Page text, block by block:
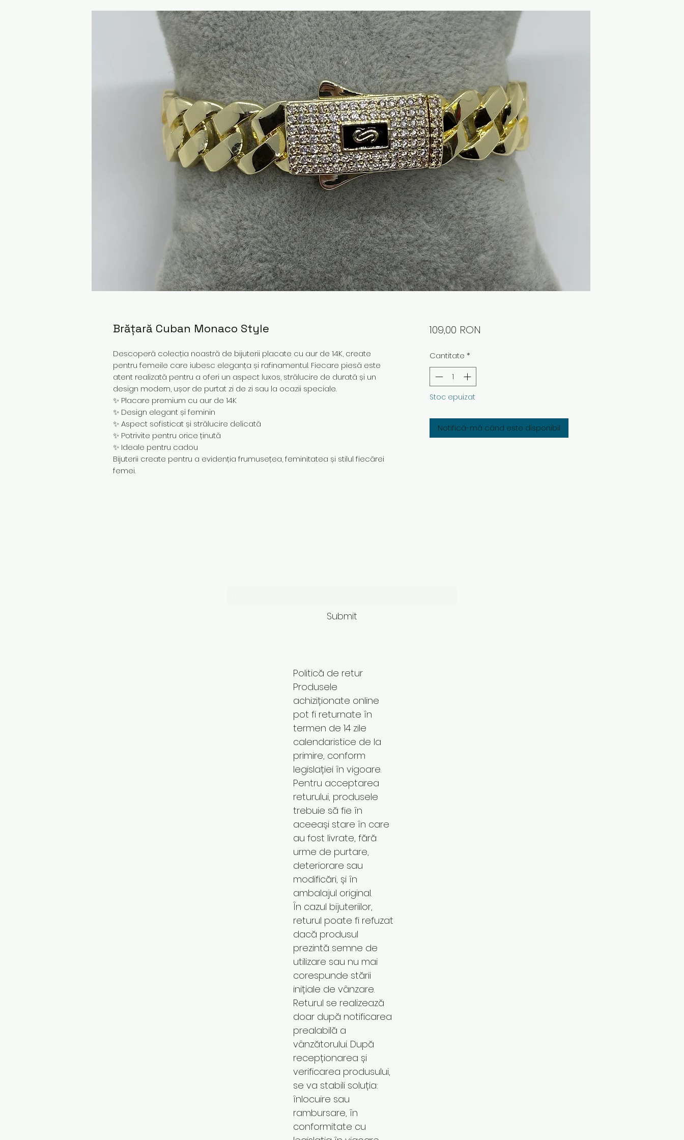
Brățară Cuban Monaco Style
Descoperă colecția noastră de bijuterii placate cu aur de 14K, create
pentru femeile care iubesc eleganța și rafinamentul. Fiecare piesă este
atent realizată pentru a oferi un aspect luxos, strălucire de durată și un
design modern, ușor de purtat zi de zi sau la ocazii speciale.
✨ Placare premium cu aur de 14K
✨ Design elegant și feminin
✨ Aspect sofisticat și strălucire delicată
✨ Potrivite pentru orice ținută
✨ Ideale pentru cadou
Bijuterii create pentru a evidenția frumusețea, feminitatea și stilul fiecărei
femei.
109,00 RON
Cantitate *
Stoc epuizat
Notifică-mă când este disponibil
Submit
Politică de retur
Produsele
achiziționate online
pot fi returnate în
termen de 14 zile
calendaristice de la
primire, conform
legislației în vigoare.
Pentru acceptarea
returului, produsele
trebuie să fie în
aceeași stare în care
au fost livrate, fără
urme de purtare,
deteriorare sau
modificări, și în
ambalajul original.
În cazul bijuteriilor,
returul poate fi refuzat
dacă produsul
prezintă semne de
utilizare sau nu mai
corespunde stării
inițiale de vânzare.
Returul se realizează
doar după notificarea
prealabilă a
vânzătorului. După
recepționarea și
verificarea produsului,
se va stabili soluția:
înlocuire sau
rambursare, în
conformitate cu